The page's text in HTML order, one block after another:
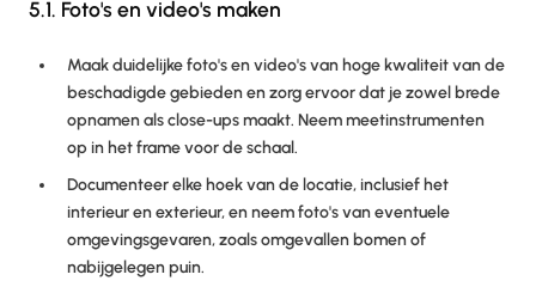
5.1. Foto's en video's maken
Maak duidelijke foto's en video's van hoge kwaliteit van de
beschadigde gebieden en zorg ervoor dat je zowel brede
opnamen als close-ups maakt. Neem meetinstrumenten
op in het frame voor de schaal.
Documenteer elke hoek van de locatie, inclusief het
interieur en exterieur, en neem foto's van eventuele
omgevingsgevaren, zoals omgevallen bomen of
nabijgelegen puin.